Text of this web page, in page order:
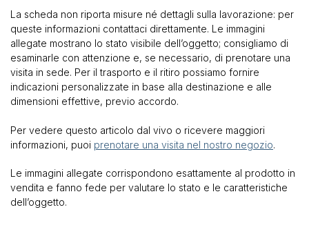
La scheda non riporta misure né dettagli sulla lavorazione: per
queste informazioni contattaci direttamente. Le immagini
allegate mostrano lo stato visibile dell’oggetto; consigliamo di
esaminarle con attenzione e, se necessario, di prenotare una
visita in sede. Per il trasporto e il ritiro possiamo fornire
indicazioni personalizzate in base alla destinazione e alle
dimensioni effettive, previo accordo.
Per vedere questo articolo dal vivo o ricevere maggiori
informazioni, puoi prenotare una visita nel nostro negozio.
Le immagini allegate corrispondono esattamente al prodotto in
vendita e fanno fede per valutare lo stato e le caratteristiche
dell’oggetto.